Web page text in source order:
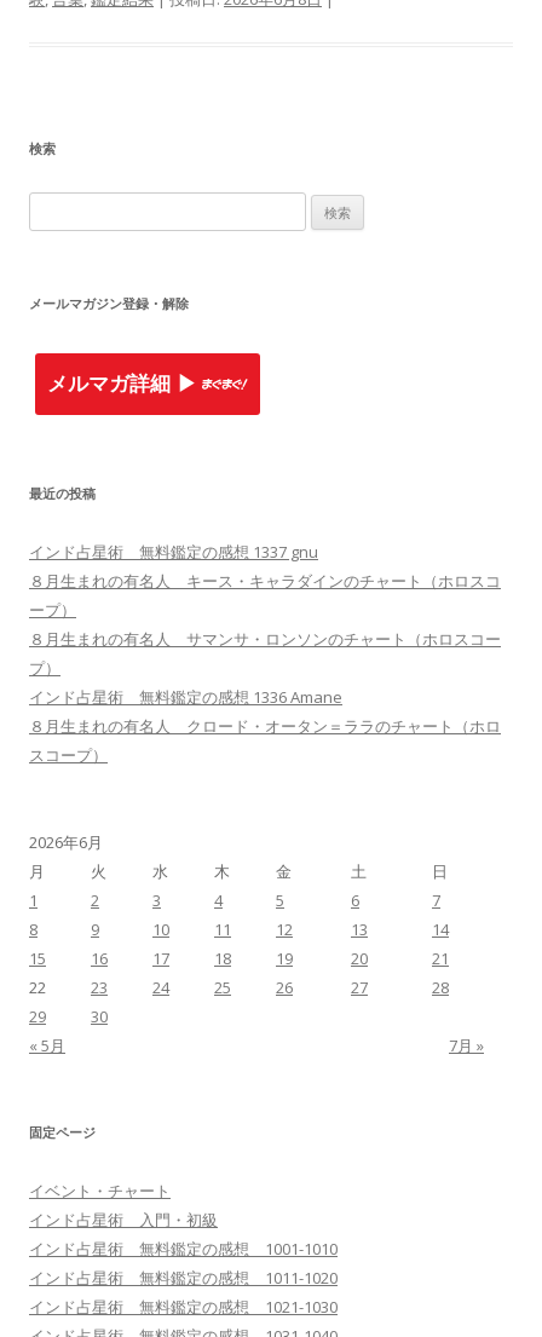
検索
索
メールマガジン登録・解除
メルマガ詳細 ▶︎
最近の投稿
インド占星術 無料鑑定の感想 1337 gnu
８月生まれの有名人 キース・キャラダインのチャート（ホロスコ
ープ）
８月生まれの有名人 サマンサ・ロンソンのチャート（ホロスコー
プ）
インド占星術 無料鑑定の感想 1336 Amane
８月生まれの有名人 クロード・オータン＝ララのチャート（ホロ
スコープ）
2026年6月
月
火 水 木 金 土 日
« 5月 7月 »
1 2 3 4 5 6
7
8
9 10 11 12 13
14
15
16 17 18 19 20
21
22
23 24 25 26 27
28
29
30
固定ページ
イベント・チャート
インド占星術 入門・初級
インド占星術 無料鑑定の感想 1001-1010
インド占星術 無料鑑定の感想 1011-1020
インド占星術 無料鑑定の感想 1021-1030